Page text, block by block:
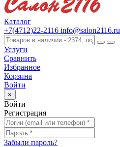
Каталог
+7(4712)22-2116 info@salon2116.ru
Услуги
Сравнить
Избранное
Корзина
Войти
×
Войти
Регистрация
Забыли пароль?